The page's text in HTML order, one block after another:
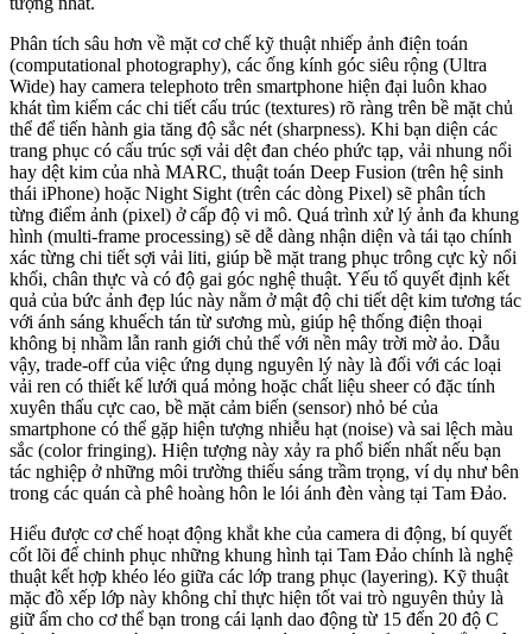
Phân tích sâu hơn về mặt cơ chế kỹ thuật nhiếp ảnh điện toán
(computational photography), các ống kính góc siêu rộng (Ultra
Wide) hay camera telephoto trên smartphone hiện đại luôn khao
khát tìm kiếm các chi tiết cấu trúc (textures) rõ ràng trên bề mặt chủ
thể để tiến hành gia tăng độ sắc nét (sharpness). Khi bạn diện các
trang phục có cấu trúc sợi vải dệt đan chéo phức tạp, vải nhung nổi
hay dệt kim của nhà MARC, thuật toán Deep Fusion (trên hệ sinh
thái iPhone) hoặc Night Sight (trên các dòng Pixel) sẽ phân tích
từng điểm ảnh (pixel) ở cấp độ vi mô. Quá trình xử lý ảnh đa khung
hình (multi-frame processing) sẽ dễ dàng nhận diện và tái tạo chính
xác từng chi tiết sợi vải liti, giúp bề mặt trang phục trông cực kỳ nổi
khối, chân thực và có độ gai góc nghệ thuật. Yếu tố quyết định kết
quả của bức ảnh đẹp lúc này nằm ở mật độ chi tiết dệt kim tương tác
với ánh sáng khuếch tán từ sương mù, giúp hệ thống điện thoại
không bị nhầm lẫn ranh giới chủ thể với nền mây trời mờ ảo. Dẫu
vậy, trade-off của việc ứng dụng nguyên lý này là đối với các loại
vải ren có thiết kế lưới quá mỏng hoặc chất liệu sheer có đặc tính
xuyên thấu cực cao, bề mặt cảm biến (sensor) nhỏ bé của
smartphone có thể gặp hiện tượng nhiễu hạt (noise) và sai lệch màu
sắc (color fringing). Hiện tượng này xảy ra phổ biến nhất nếu bạn
tác nghiệp ở những môi trường thiếu sáng trầm trọng, ví dụ như bên
trong các quán cà phê hoàng hôn le lói ánh đèn vàng tại Tam Đảo.
Hiểu được cơ chế hoạt động khắt khe của camera di động, bí quyết
cốt lõi để chinh phục những khung hình tại Tam Đảo chính là nghệ
thuật kết hợp khéo léo giữa các lớp trang phục (layering). Kỹ thuật
mặc đồ xếp lớp này không chỉ thực hiện tốt vai trò nguyên thủy là
giữ ấm cho cơ thể bạn trong cái lạnh dao động từ 15 đến 20 độ C